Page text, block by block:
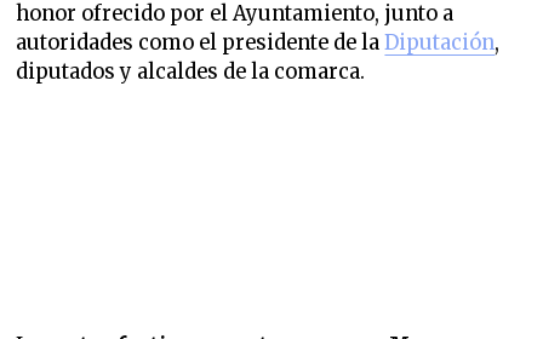
honor ofrecido por el Ayuntamiento, junto a
autoridades como el presidente de laDiputación,
diputados y alcaldes de la comarca.